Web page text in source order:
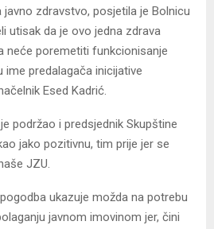
zdravstvo, posjetila je Bolnicu
utisak da je ovo jedna zdrava
neće poremetiti funkcionisanje
ime predalagača inicijative
Esed Kadrić.
podržao i predsjednik Skupštine
jako pozitivnu, tim prije jer se
JZU.
ukazuje možda na potrebu
javnom imovinom jer, čini